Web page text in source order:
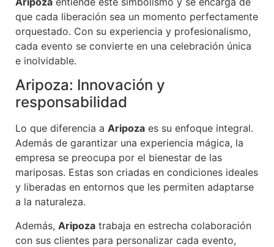
que cada liberación sea un momento perfectamente
orquestado. Con su experiencia y profesionalismo,
cada evento se convierte en una celebración única
e inolvidable.
Aripoza: Innovación y
responsabilidad
Lo que diferencia a Aripoza es su enfoque integral.
Además de garantizar una experiencia mágica, la
empresa se preocupa por el bienestar de las
mariposas. Estas son criadas en condiciones ideales
y liberadas en entornos que les permiten adaptarse
a la naturaleza.
Además, Aripoza trabaja en estrecha colaboración
con sus clientes para personalizar cada evento,